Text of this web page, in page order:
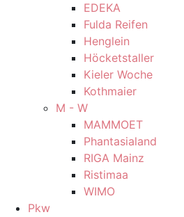
EDEKA
Fulda Reifen
Henglein
Höcketstaller
Kieler Woche
Kothmaier
M - W
MAMMOET
Phantasialand
RIGA Mainz
Ristimaa
WIMO
Pkw